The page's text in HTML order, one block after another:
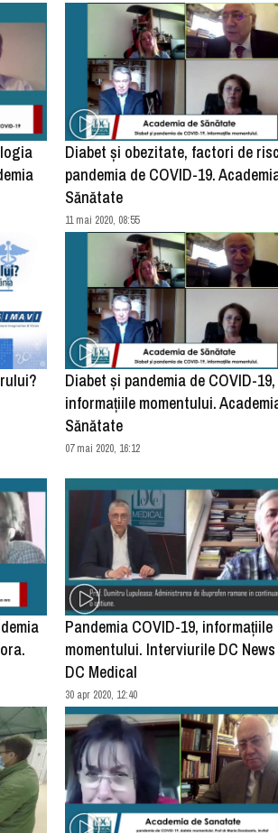
Diabet și obezitate, factori de
pandemia de COVID-19.
Sănătate
11 mai 2020, 08:55
Diabet și pandemia de COVID-19,
informațiile momentului.
Sănătate
07 mai 2020, 16:12
Pandemia COVID-19, informațiile
momentului. Interviurile DC
DC Medical
30 apr 2020, 12:40